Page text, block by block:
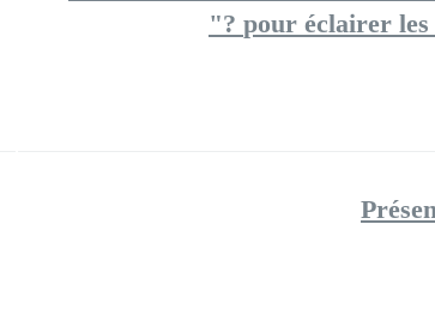
pour éclairer les